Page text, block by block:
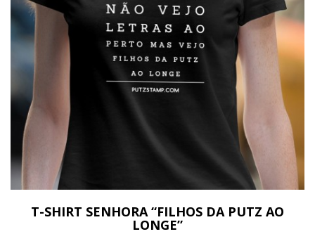
T-SHIRT SENHORA “FILHOS DA PUTZ AO
LONGE”